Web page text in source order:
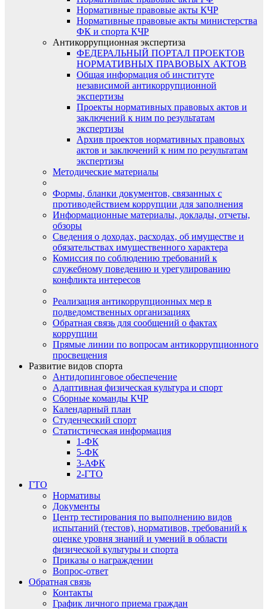
Нормативные правовые акты КЧР
Нормативные правовые акты министерства
ФК и спорта КЧР
Антикоррупционная экспертиза
ФЕДЕРАЛЬНЫЙ ПОРТАЛ ПРОЕКТОВ
НОРМАТИВНЫХ ПРАВОВЫХ АКТОВ
Общая информация об институте
независимой антикоррупционной
экспертизы
Проекты нормативных правовых актов и
заключений к ним по результатам
экспертизы
Архив проектов нормативных правовых
актов и заключений к ним по результатам
экспертизы
Методические материалы
Формы, бланки документов, связанных с
противодействием коррупции для заполнения
Информационные материалы, доклады, отчеты,
обзоры
Сведения о доходах, расходах, об имуществе и
обязательствах имущественного характера
Комиссия по соблюдению требований к
служебному поведению и урегулированию
конфликта интересов
Реализация антикоррупционных мер в
подведомственных организациях
Обратная связь для сообщений о фактах
коррупции
Прямые линии по вопросам антикоррупционного
просвещения
Развитие видов спорта
Антидопинговое обеспечение
Адаптивная физическая культура и спорт
Сборные команды КЧР
Календарный план
Студенческий спорт
Статистическая информация
1-ФК
5-ФК
3-АФК
2-ГТО
ГТО
Нормативы
Документы
Центр тестирования по выполнению видов
испытаний (тестов), нормативов, требований к
оценке уровня знаний и умений в области
физической культуры и спорта
Приказы о награждении
Вопрос-ответ
Обратная связь
Контакты
График личного приема граждан